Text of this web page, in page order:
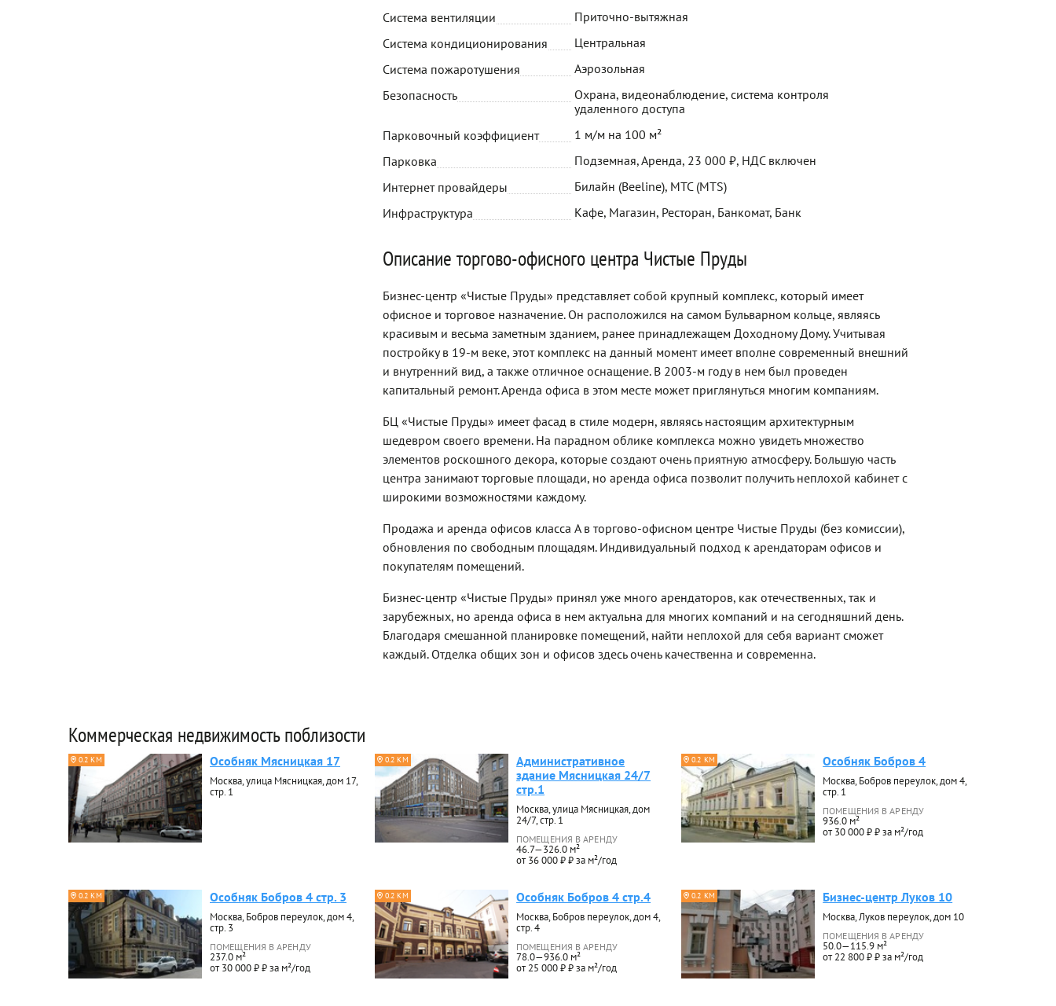
Система вентиляции
Приточно-вытяжная
Система кондиционирования
Центральная
Система пожаротушения
Аэрозольная
Безопасность
Охрана, видеонаблюдение, система контроля
удаленного доступа
Парковочный коэффициент
1 м/м на 100 м²
Парковка
Подземная, Аренда, 23 000 ₽, НДС включен
Интернет провайдеры
Билайн (Beeline), МТС (MTS)
Инфраструктура
Кафе, Магазин, Ресторан, Банкомат, Банк
Описание торгово-офисного центра Чистые Пруды
Бизнес-центр «Чистые Пруды» представляет собой крупный комплекс, который имеет
офисное и торговое назначение. Он расположился на самом Бульварном кольце, являясь
красивым и весьма заметным зданием, ранее принадлежащем Доходному Дому. Учитывая
постройку в 19-м веке, этот комплекс на данный момент имеет вполне современный внешний
и внутренний вид, а также отличное оснащение. В 2003-м году в нем был проведен
капитальный ремонт. Аренда офиса в этом месте может приглянуться многим компаниям.
БЦ «Чистые Пруды» имеет фасад в стиле модерн, являясь настоящим архитектурным
шедевром своего времени. На парадном облике комплекса можно увидеть множество
элементов роскошного декора, которые создают очень приятную атмосферу. Большую часть
центра занимают торговые площади, но аренда офиса позволит получить неплохой кабинет с
широкими возможностями каждому.
Продажа и аренда офисов класса A в торгово-офисном центре Чистые Пруды (без комиссии),
обновления по свободным площадям. Индивидуальный подход к арендаторам офисов и
покупателям помещений.
Бизнес-центр «Чистые Пруды» принял уже много арендаторов, как отечественных, так и
зарубежных, но аренда офиса в нем актуальна для многих компаний и на сегодняшний день.
Благодаря смешанной планировке помещений, найти неплохой для себя вариант сможет
каждый. Отделка общих зон и офисов здесь очень качественна и современна.
Коммерческая недвижимость поблизости
0.2 КМ Особняк Мясницкая 17
Москва, улица Мясницкая, дом 17,
стр. 1
0.2 КМ
Административное
здание Мясницкая 24/7
стр.1
Москва, улица Мясницкая, дом
24/7, стр. 1
ПОМЕЩЕНИЯ В АРЕНДУ
46.7—326.0 м²
от 36 000 ₽ ₽ за м²/год
0.2 КМ Особняк Бобров 4
Москва, Бобров переулок, дом 4,
стр. 1
ПОМЕЩЕНИЯ В АРЕНДУ
936.0 м²
от 30 000 ₽ ₽ за м²/год
0.2 КМ Особняк Бобров 4 стр. 3
Москва, Бобров переулок, дом 4,
стр. 3
ПОМЕЩЕНИЯ В АРЕНДУ
237.0 м²
от 30 000 ₽ ₽ за м²/год
0.2 КМ Особняк Бобров 4 стр.4
Москва, Бобров переулок, дом 4,
стр. 4
ПОМЕЩЕНИЯ В АРЕНДУ
78.0—936.0 м²
от 25 000 ₽ ₽ за м²/год
0.2 КМ Бизнес-центр Луков 10
Москва, Луков переулок, дом 10
ПОМЕЩЕНИЯ В АРЕНДУ
50.0—115.9 м²
от 22 800 ₽ ₽ за м²/год